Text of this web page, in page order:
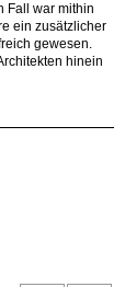
Fall war mithin
ein zusätzlicher
gewesen.
hinein